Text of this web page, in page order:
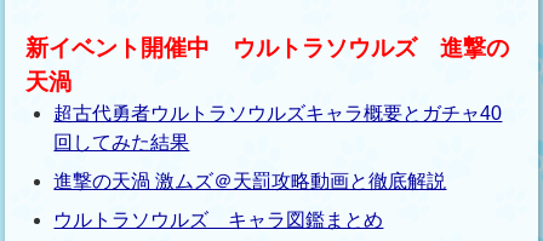
新イベント開催中 ウルトラソウルズ 進撃の
天渦
超古代勇者ウルトラソウルズキャラ概要とガチャ40
回してみた結果
進撃の天渦 激ムズ＠天罰攻略動画と徹底解説
ウルトラソウルズ キャラ図鑑まとめ